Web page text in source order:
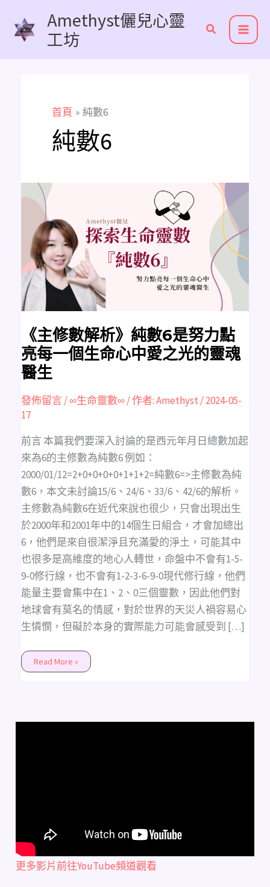
Amethyst儷兒心靈
工坊
首頁 純數6
純數6
《主修數解析》純數6是努力點
亮每一個生命心中愛之光的靈魂
醫生
發佈留言/∞生命靈數∞/ 作者:Amethyst/2024-05-
17
前言 本篇我們要深入討論的是西元年月日總數加起
來為6的主修數為純數6 例如：
2000/01/12=2+0+0+0+0+1+1+2=純數6=>主修數為純
數6，本文未討論15/6、24/6、33/6、42/6的解析。
主修數為純數6在近代來說也很少，只會出現出生
於2000年和2001年中的14個生日組合，才會加總出
6，他們是來自很潔淨且充滿愛的淨土，可能其中
也很多是高維度的地心人轉世，命盤中不會有1-5-
9-0修行線，也不會有1-2-3-6-9-0現代修行線，他們
能量主要會集中在1、2、0三個靈數，因此他們對
地球會有莫名的情感，對於世界的天災人禍容易心
生憐憫，但礙於本身的實際能力可能會感受到 […]
《主
數
析》
純
數
6
是
努
力
點
亮
個
命
心
中
愛
之
光
的
魂
醫
Read More »
更多影片前往YouTube頻道觀看